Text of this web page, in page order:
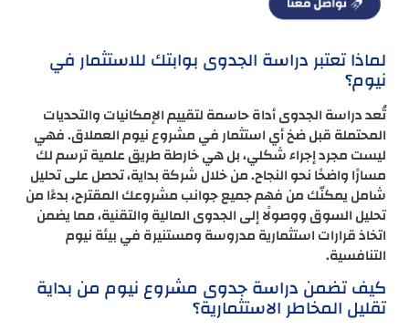
لماذا تعتبر دراسة الجدوى بوابتك للاستثمار في
نيوم؟
تُعد دراسة الجدوى أداة حاسمة لتقييم الإمكانيات والتحديات
المحتملة قبل ضخ أي استثمار في مشروع نيوم العملاق. فهي
ليست مجرد إجراء شكلي، بل هي خارطة طريق علمية ترسم لك
مسارًا واضحًا نحو النجاح. من خلال شركة بداية، تحصل على تحليل
شامل يمكنّك من فهم جميع جوانب مشروعك المقترح، بدءًا من
تحليل السوق ووصولًا إلى الجدوى المالية والتقنية، مما يضمن
اتخاذ قرارات استثمارية مدروسة ومستنيرة في بيئة نيوم
التنافسية.
كيف تضمن دراسة جدوى مشروع نيوم من بداية
تقليل المخاطر الاستثمارية؟